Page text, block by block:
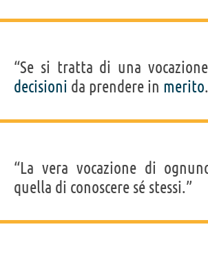
“Se si tratta di una
decisioni da prendere in merito
“La vera vocazione di
quella di conoscere sé stessi.”